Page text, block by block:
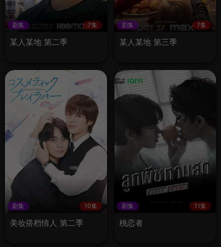
剧集 7集
某人某地 第二季
剧集 7集
某人某地 第三季
剧集 10集
美妆搭档情人 第二季
剧集 11集
桃恋者